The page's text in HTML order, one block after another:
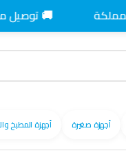
أجهزة صغيرة أجهزة المطبخ
🚚 توصيل مجاني